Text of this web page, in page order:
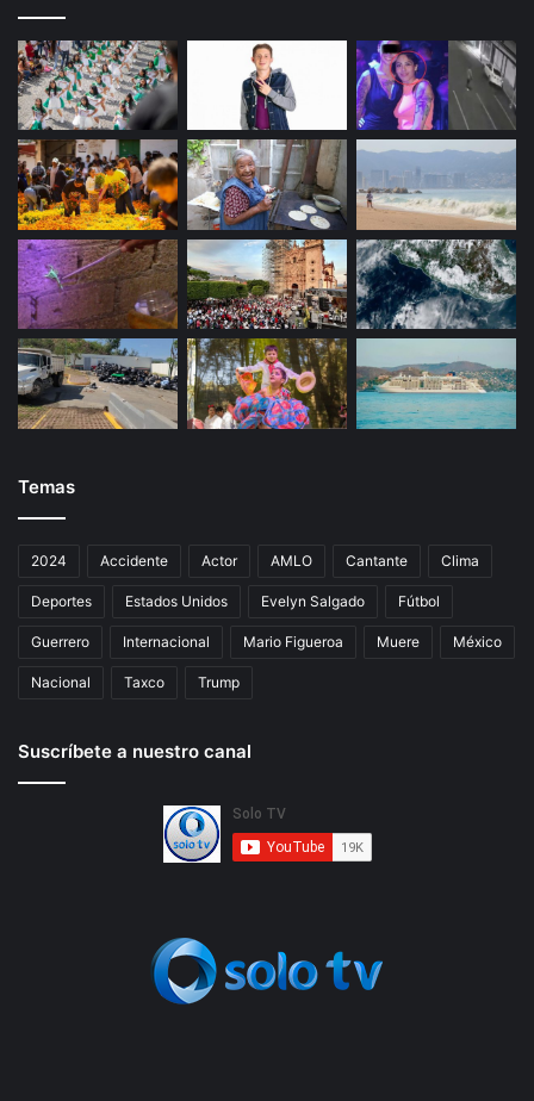
Temas
2024 Accidente Actor AMLO Cantante Clima
Deportes Estados Unidos Evelyn Salgado Fútbol
Guerrero Internacional Mario Figueroa Muere México
Nacional Taxco Trump
Suscríbete a nuestro canal